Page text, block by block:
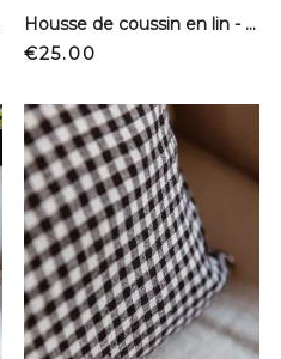
Housse de coussin en lin - Sauge
Price
€25.00